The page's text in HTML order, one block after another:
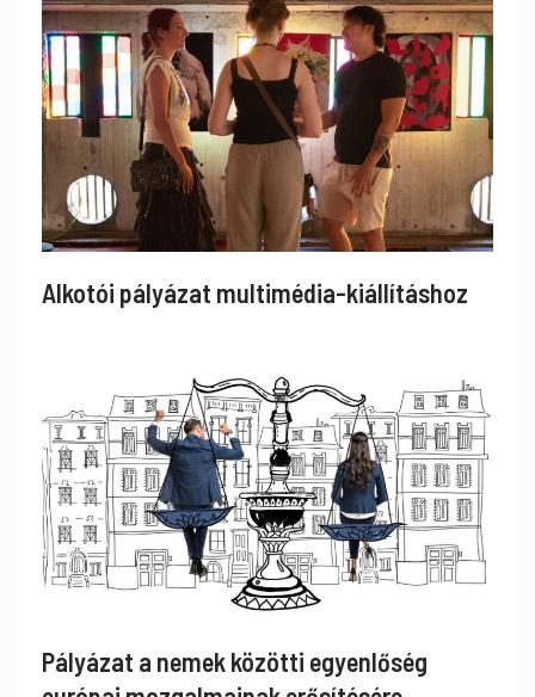
Alkotói pályázat multimédia-kiállításhoz
Pályázat a nemek közötti egyenlőség